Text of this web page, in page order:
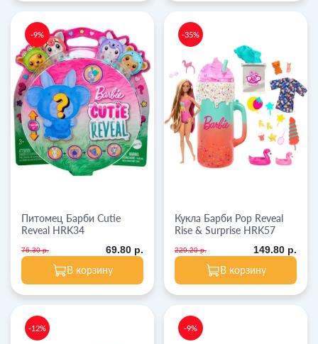
-9%
Питомец Барби Cutie
Reveal HRK34
76.30 р. 69.80 р.
В корзину
-35%
Кукла Барби Pop Reveal
Rise & Surprise HRK57
229.20 р. 149.80 р.
В корзину
-12% -9%